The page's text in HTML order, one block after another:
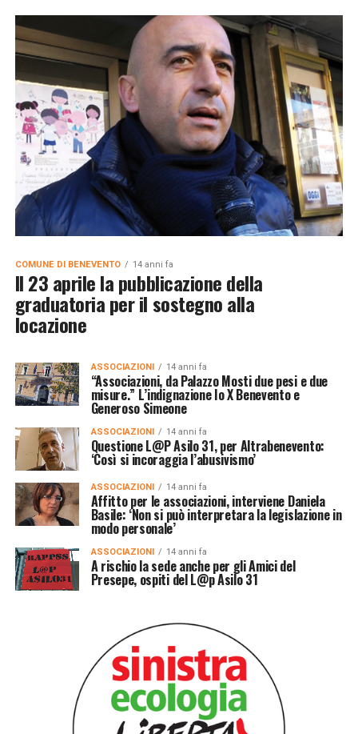
COMUNE DI BENEVENTO 14 anni fa
Il 23 aprile la pubblicazione della
graduatoria per il sostegno alla
locazione
ASSOCIAZIONI 14 anni fa
“Associazioni, da Palazzo Mosti due pesi e due
misure.” L’indignazione Io X Benevento e
Generoso Simeone
ASSOCIAZIONI 14 anni fa
Questione L@P Asilo 31, per Altrabenevento:
‘Così si incoraggia l’abusivismo’
ASSOCIAZIONI 14 anni fa
Affitto per le associazioni, interviene Daniela
Basile: ‘Non si può interpretara la legislazione in
modo personale’
ASSOCIAZIONI 14 anni fa
A rischio la sede anche per gli Amici del
Presepe, ospiti del L@p Asilo 31